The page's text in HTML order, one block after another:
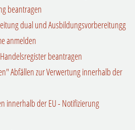
beantragen
dual und Ausbildungsvorbereitungg
anmelden
beantragen
Abfällen zur Verwertung innerhalb der
innerhalb der EU - Notifizierung